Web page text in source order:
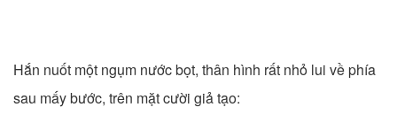
Hắn nuốt một ngụm nước bọt, thân hình rất nhỏ lui về phía
sau mấy bước, trên mặt cười giả tạo: